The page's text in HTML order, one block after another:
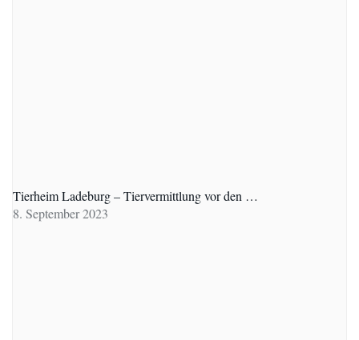
Tierheim Ladeburg – Tiervermittlung vor den …
8. September 2023